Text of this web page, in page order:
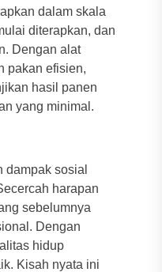
dalam skala
diterapkan, dan
Dengan alat
pakan efisien,
hasil panen
yang minimal.
dampak sosial
harapan
sebelumnya
Dengan
hidup
Kisah nyata ini